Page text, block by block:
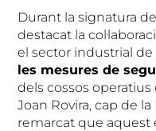
Durant la signatura
destacat la
el sector industrial de
les mesures de
dels cossos operatius
Joan Rovira, cap de
remarcat que aquest